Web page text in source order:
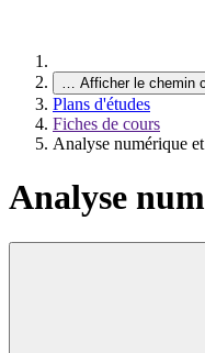
… Afficher le chemin
Plans d'études
Fiches de cours
Analyse numérique
Analyse